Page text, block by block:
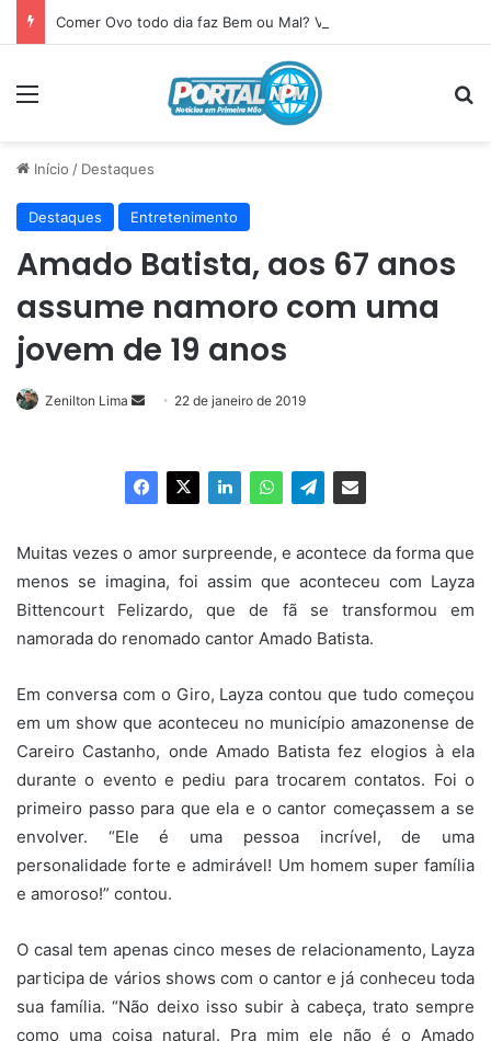
Início / Destaques
Destaques Entretenimento
Amado Batista, aos 67 anos
assume namoro com uma
jovem de 19 anos
Zenilton Lima
Mande
mail
22 de janeiro de 2019
Muitas vezes o amor surpreende, e acontece da forma que
menos se imagina, foi assim que aconteceu com Layza
Bittencourt Felizardo, que de fã se transformou em
namorada do renomado cantor Amado Batista.
Em conversa com o Giro, Layza contou que tudo começou
em um show que aconteceu no município amazonense de
Careiro Castanho, onde Amado Batista fez elogios à ela
durante o evento e pediu para trocarem contatos. Foi o
primeiro passo para que ela e o cantor começassem a se
envolver. “Ele é uma pessoa incrível, de uma
personalidade forte e admirável! Um homem super família
e amoroso!” contou.
O casal tem apenas cinco meses de relacionamento, Layza
participa de vários shows com o cantor e já conheceu toda
sua família. “Não deixo isso subir à cabeça, trato sempre
como uma coisa natural. Pra mim ele não é o Amado